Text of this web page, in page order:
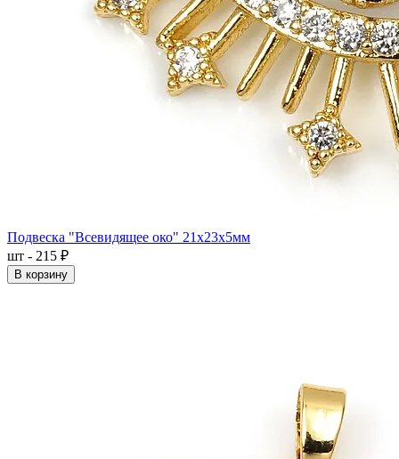
Подвеска "Всевидящее око" 21x23x5мм
шт - 215 ₽
В корзину